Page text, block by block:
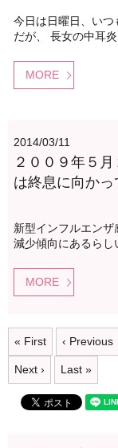
今日は日曜日、いつ
だが、 長女の中耳
MORE
2014/03/11
２００９年５
は終息に向かっ
新型インフルエン
減少傾向にあるら
MORE
« First ‹ Previous
Next › Last »